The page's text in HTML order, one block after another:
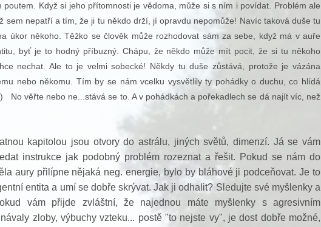
poutem. Když si jeho přítomnosti je vědoma, může si s ním i povídat. Problém ale
sem nepatří a tím, že ji tu někdo drží, jí opravdu nepomůže! Navíc taková duše tu
úkor někoho. Těžko se člověk může rozhodovat sám za sebe, když má v auře
byť je to hodný příbuzný. Chápu, že někdo může mít pocit, že si tu někoho
nechat. Ale to je velmi sobecké! Někdy tu duše zůstává, protože je vázána
nebo někomu. Tím by se nám vcelku vysvětlily ty pohádky o duchu, co hlídá
No věřte nebo ne...stává se to. A v pohádkách a pořekadlech se dá najít víc, než
kapitolou jsou otvory do astrálu, jiných světů, dimenzí. Já se vám
instrukce jak podobný problém rozeznat a řešit. Pokud se nám do
aury přilípne nějaká neg. energie, bylo by bláhové ji podceňovat. Je to
entita a umí se dobře skrývat. Jak ji odhalit? Sledujte své myšlenky a
vám přijde zvláštní, že najednou máte myšlenky s agresivním
zloby, výbuchy vzteku... postě "to nejste vy", je dost dobře možné,